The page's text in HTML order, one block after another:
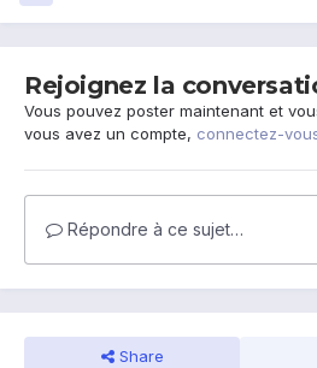
Rejoignez la
Vous pouvez poster maintenant et
vous avez un compte, connectez-
Répondre à ce sujet…
Share